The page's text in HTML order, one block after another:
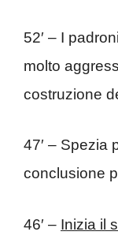
52′ – I
molto
costruzione
47′ – Spezia
conclusione
46′ – Inizia il